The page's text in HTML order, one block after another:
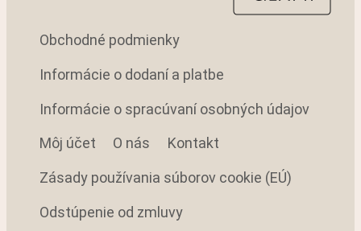
Obchodné podmienky
Informácie o dodaní a platbe
Informácie o spracúvaní osobných údajov
Môj účet O nás Kontakt
Zásady používania súborov cookie (EÚ)
Odstúpenie od zmluvy